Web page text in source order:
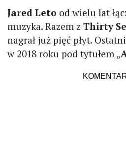
Jared Leto od wielu lat
muzyka. Razem z Thirty
nagrał już pięć płyt.
w 2018 roku pod tytułem „